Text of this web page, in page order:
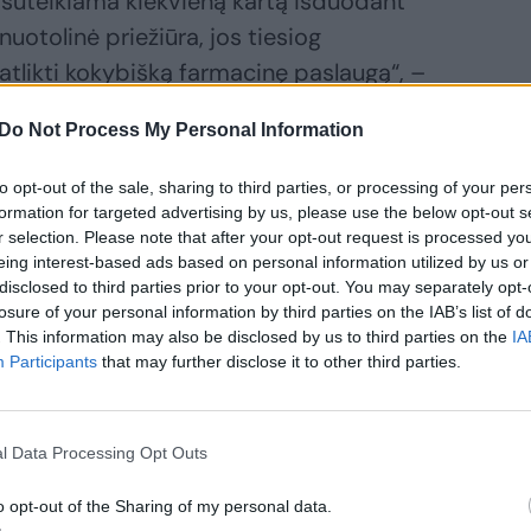
Do Not Process My Personal Information
opt-out of the sale, sharing to third parties, or processing of your
for targeted advertising by us, please use the below opt-out
selection. Please note that after your opt-out request is processed
interest-based ads based on personal information utilized by us
to third parties prior to your opt-out. You may separately
of your personal information by third parties on the IAB’s list of
This information may also be disclosed by us to third parties on the
Participants that may further disclose it to other third parties.
Data Processing Opt Outs
opt-out of the Sharing of my personal data.
priežiūra, jos tiesiog
kokybišką farmacinę paslaugą“, –
posėdyje akcentavo R. Morkūnienė.
lapais – didieji farmacijos tinklai
sistemą